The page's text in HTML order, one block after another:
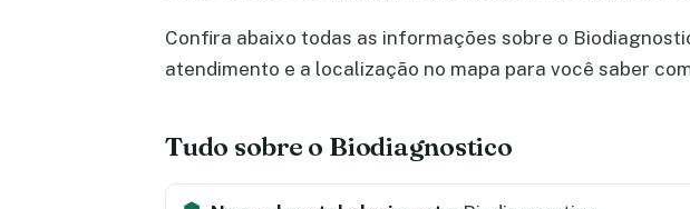
Confira abaixo todas as informações sobre o
atendimento e a localização no mapa para você saber
Tudo sobre o Biodiagnostico